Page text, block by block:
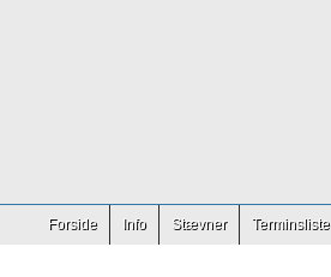
Forside Info Stævner Terminsliste